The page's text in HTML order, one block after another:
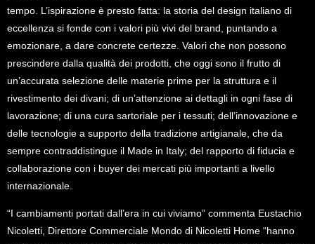
tempo. L’ispirazione è presto fatta: la storia del design italiano di
eccellenza si fonde con i valori più vivi del brand, puntando a
emozionare, a dare concrete certezze. Valori che non possono
prescindere dalla qualità dei prodotti, che oggi sono il frutto di
un’accurata selezione delle materie prime per la struttura e il
rivestimento dei divani; di un’attenzione ai dettagli in ogni fase di
lavorazione; di una cura sartoriale per i tessuti; dell’innovazione e
delle tecnologie a supporto della tradizione artigianale, che da
sempre contraddistingue il Made in Italy; del rapporto di fiducia e
collaborazione con i buyer dei mercati più importanti a livello
internazionale.
“I cambiamenti portati dall’era in cui viviamo” commenta Eustachio
Nicoletti, Direttore Commerciale Mondo di Nicoletti Home “hanno